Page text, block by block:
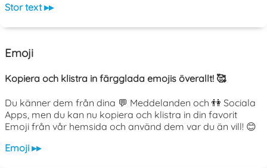
Stor text ▸▸
Emoji
Kopiera och klistra in färgglada emojis överallt! 🥰
Du känner dem från dina 💬 Meddelanden och 👫 Sociala
Apps, men du kan nu kopiera och klistra in din favorit
Emoji från vår hemsida och använd dem var du än vill! 😊
Emoji ▸▸